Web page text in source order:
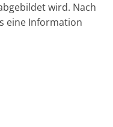
wird. Nach
eine Information